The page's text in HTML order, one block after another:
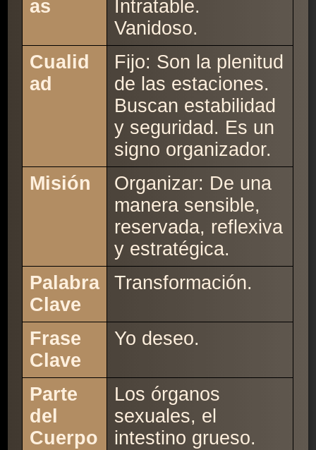
as
Intratable.
Vanidoso.
Cualid
ad
Fijo: Son la plenitud
de las estaciones.
Buscan estabilidad
y seguridad. Es un
signo organizador.
Misión
Organizar: De una
manera sensible,
reservada, reflexiva
y estratégica.
Palabra
Clave
Transformación.
Frase
Clave
Yo deseo.
Parte
del
Cuerpo
Los órganos
sexuales, el
intestino grueso.